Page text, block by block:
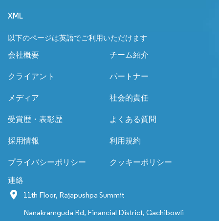
XML
以下のページは英語でご利用いただけます
会社概要 チーム紹介
クライアント パートナー
メディア 社会的責任
受賞歴・表彰歴 よくある質問
採用情報 利用規約
プライバシーポリシー クッキーポリシー
連絡
11th Floor, Rajapushpa Summit
Nanakramguda Rd, Financial District, Gachibowli